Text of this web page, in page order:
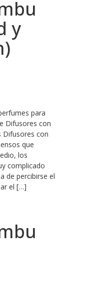
y
para
Difusores con
Difusores con
que
los
complicado
de percibirse el
el […]